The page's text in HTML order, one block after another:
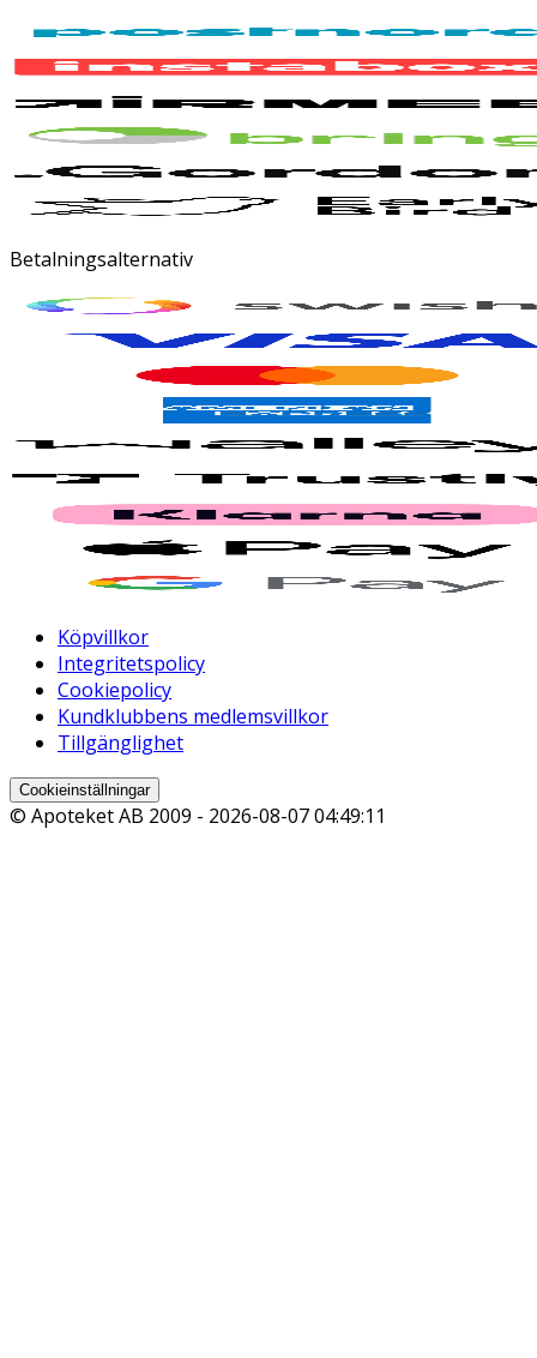
Betalningsalternativ
Köpvillkor
Integritetspolicy
Cookiepolicy
Kundklubbens medlemsvillkor
Tillgänglighet
Cookieinställningar
© Apoteket AB 2009 - 2026-08-07 04:49:11